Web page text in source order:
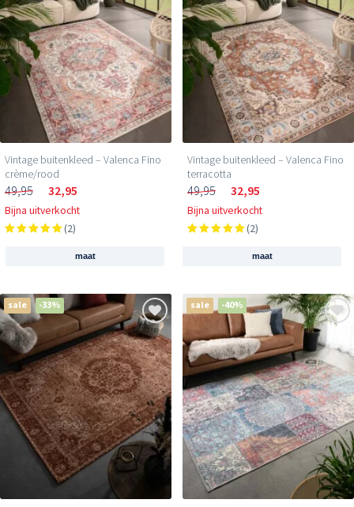
Vintage buitenkleed – Valenca Fino
crème/rood
49,95 32,95
Bijna uitverkocht
(2)
maat
Vintage buitenkleed – Valenca Fino
terracotta
49,95 32,95
Bijna uitverkocht
(2)
maat
sale -33% sale -40%